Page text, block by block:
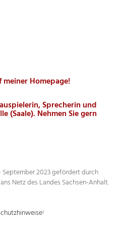
Homepage!
Sprecherin und
(Saale). Nehmen Sie gern
September 2023 gefördert durch
Netz des Landes Sachsen-Anhalt.
!